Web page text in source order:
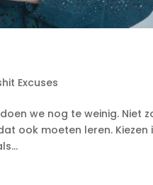
Excuses
we nog te weinig. Niet
ook moeten leren. Kiezen